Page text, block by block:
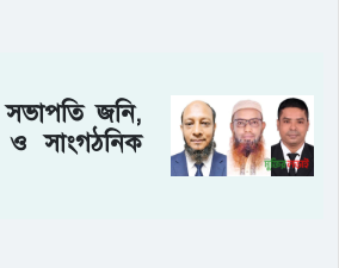
সভাপতি জনি,
ও সাংগঠনিক